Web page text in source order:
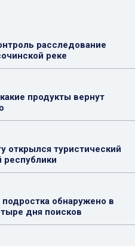
расследование
реке
продукты вернут
открылся туристический
республики
обнаружено в
дня поисков